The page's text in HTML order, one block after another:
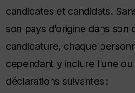
candidates et candidats.
son pays d’origine dans son
candidature, chaque
cependant y inclure l’une ou
déclarations suivantes :